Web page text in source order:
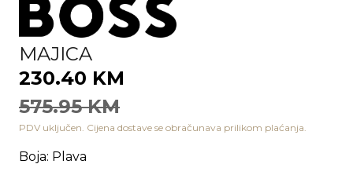
MAJICA
230.40 KM
575.95 KM
PDV uključen. Cijena dostave se obračunava prilikom plaćanja.
Boja: Plava